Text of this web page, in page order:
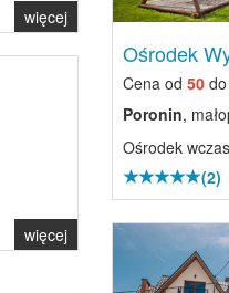
więcej
więcej
Ośrodek
Cena od 50do
Poronin,
Ośrodek
(2)
Previous